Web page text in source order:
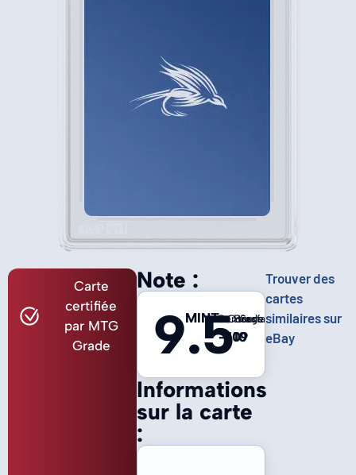
Carte
certifiée
par MTG
Grade
Informations
sur la carte
:
Note :
9.5
MINTCentrage
-
Coins
10
Bords
10
Surface
9
Trouver des
cartes
similaires sur
eBay